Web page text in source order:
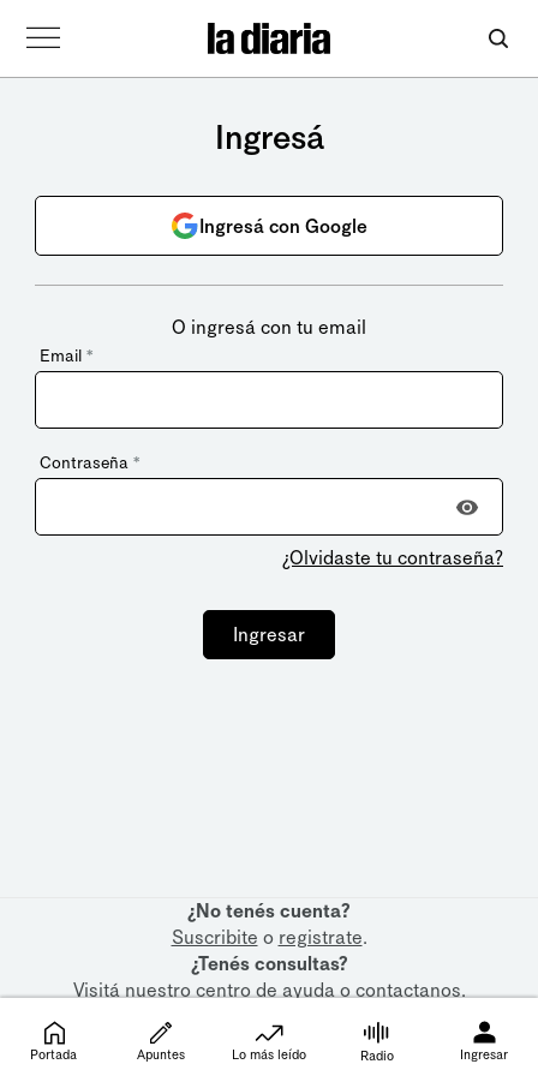
Ingresá
Ingresá con Google
O ingresá con tu email
Email *
Contraseña *
¿Olvidaste tu contraseña?
Ingresar
¿No tenés cuenta?
Suscribite o registrate.
¿Tenés consultas?
Visitá nuestrocentro de ayudaocontactanos.
Portada Apuntes Lo más leído Radio Ingresar